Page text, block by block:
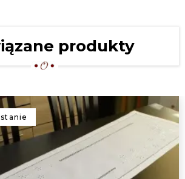
BIEŻNIK HAFTOWANY 60X120
"NIEBIESKIE MOTYLE"
BIEŻNIK HAFTOWANY 60X120
"IZABEL" BIAŁY
59,00 zł
DUŻY BIEŻNIK HAFTOWANY
"TULIPANY" 60X120
produkty